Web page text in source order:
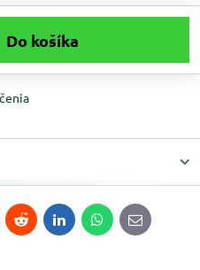
Do košíka
RedditLinkedInWhatsApp
E-
mail